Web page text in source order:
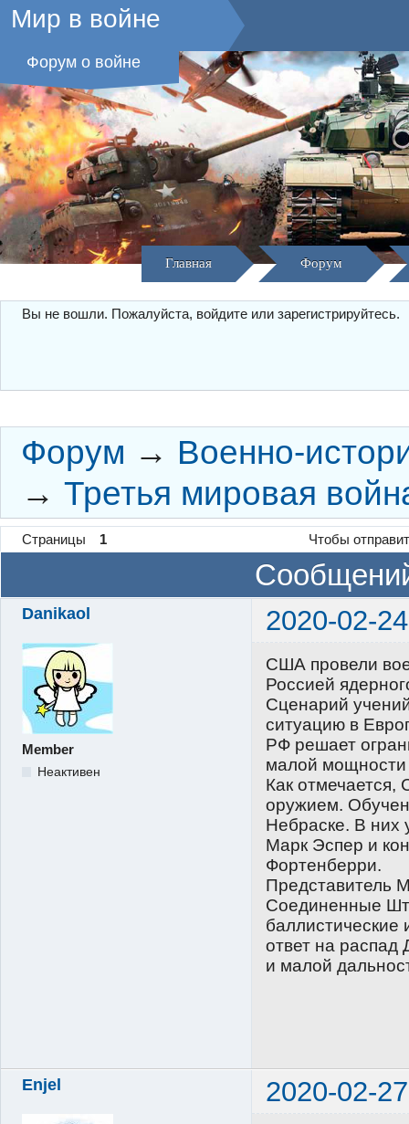
Мир в войне
Форум о войне
Главная Форум
Вы не вошли. Пожалуйста, войдите или зарегистрируйтесь.
Форум → Военно-
→ Третья мировая
Страницы 1 Чтобы
Danikaol 2020-02-
Member
Неактивен
США провели
Россией
Сценарий
ситуацию в
РФ решает
малой мощности
Как
оружием.
Небраске. В них
Марк Эспер и
Фортенберри.
Представитель
Соединенные
ответ на распад
и малой
Enjel 2020-02-